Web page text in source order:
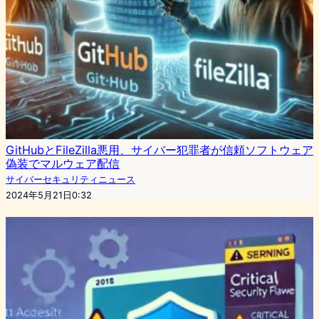
GitHubとFileZilla悪用、サイバー犯罪者が信頼ソフトウェア
偽装でマルウェア配信
サイバーセキュリティニュース
2024年5月21日0:32